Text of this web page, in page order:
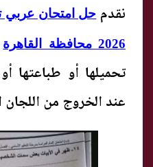
نقدمحل امتحان عربي
2026 محافظة القاهرة
تحميلها أو طباعتها
عند الخروج من اللجان